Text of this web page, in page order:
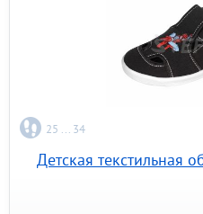
25 ... 34
Детская текстильная